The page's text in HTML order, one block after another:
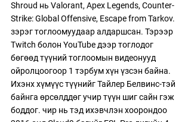
Shroud нь Valorant, Apex Legends, Counter-
Strike: Global Offensive, Escape from Tarkov.
зэрэг тоглоомуудаар алдаршсан. Тэрээр
Twitch болон YouTube дээр тоглодог
бөгөөд түүний тоглоомын видеонууд
ойролцоогоор 1 тэрбум хүн үзсэн байна.
Ихэнх хүмүүс түүнийг Тайлер Белвинс-тэй
байнга өрсөлддөг учир түүн шиг сайн гэж
боддог. чир нь тэд ихэвчлэн хоорондоо